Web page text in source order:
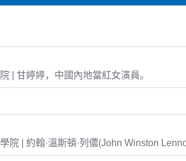
| 甘婷婷，中國內地當紅女演員。
| 約翰·溫斯頓·列儂(John Winston